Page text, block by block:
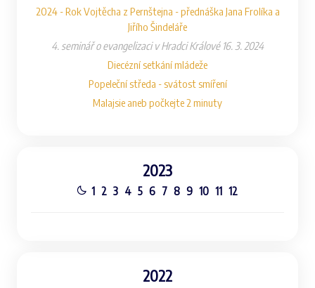
2024 - Rok Vojtěcha z Pernštejna - přednáška Jana Frolíka a
Jiřího Šindeláře
4. seminář o evangelizaci v Hradci Králové 16. 3. 2024
Diecézní setkání mládeže
Popeleční středa - svátost smíření
Malajsie aneb počkejte 2 minuty
2023
1 2 3 4 5 6 7 8 9 10 11 12
2022